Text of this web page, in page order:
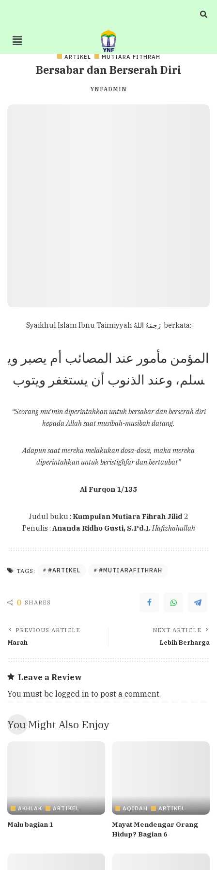
ARTIKEL MUTIARA FITHRAH
Bersabar dan Berserah Diri
YNFADMIN
Syaikhul Islam Ibnu Taimiyyah رَحِمَهُ اللهُ berkata:
المؤمن مأمور عند المصائب أم يصبر وي
سلم، وعند الذنوب أن يستغفر ويتوب
“Seorang mu’min diperintahkan untuk bersabar dan berserah diri
kepada Allah saat musibah-musibah datang.
Adapun saat mereka melakukan dosa-dosa, maka mereka
diperintahkan untuk beristighfar dan bertaubat”
Al Furqon 1/135
Judul buku : Kumpulan Mutiara Fihrah Jilid 2
Penulis : Ananda Ridho Gusti, S.Pd.I. Hafizhahullah
TAGS: #ARTIKEL #MUTIARAFITHRAH
0 SHARES
PREVIOUS ARTICLE
Marah
NEXT ARTICLE
Lebih Berharga
Leave a Review
You must be logged in to post a comment.
You Might Also Enjoy
AKHLAK ARTIKEL
Malu bagian 1
AQIDAH ARTIKEL
Mayat Mendengar Orang
Hidup? Bagian 6